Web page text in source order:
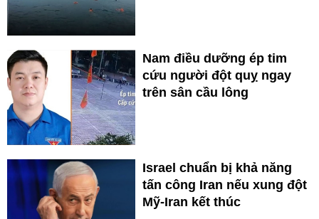
Nam điều dưỡng ép tim
cứu người đột quỵ ngay
trên sân cầu lông
Israel chuẩn bị khả năng
tấn công Iran nếu xung đột
Mỹ-Iran kết thúc